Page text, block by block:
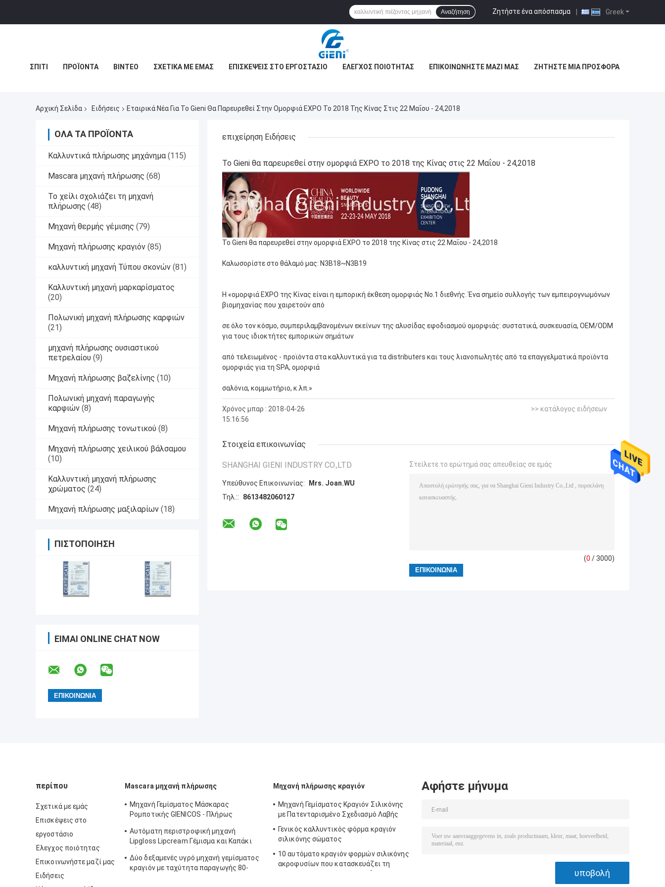
Greek
Ζητήστε ένα απόσπασμα |
Αναζήτηση
ΣΠΊΤΙ ΠΡΟΪΌΝΤΑ ΒΊΝΤΕΟ ΣΧΕΤΙΚΆ ΜΕ ΕΜΆΣ ΕΠΙΣΚΈΨΕΙΣ ΣΤΟ ΕΡΓΟΣΤΆΣΙΟ ΈΛΕΓΧΟΣ ΠΟΙΌΤΗΤΑΣ ΕΠΙΚΟΙΝΩΝΉΣΤΕ ΜΑΖΊ ΜΑΣ ΖΗΤΉΣΤΕ ΜΙΑ ΠΡΟΣΦΟΡΆ
Αρχική Σελίδα Ειδήσεις Εταιρικά Νέα Για Το Gieni Θα Παρευρεθεί Στην Ομορφιά EXPO Το 2018 Της Κίνας Στις 22 Μαΐου - 24,2018
ΌΛΑ ΤΑ ΠΡΟΪΌΝΤΑ
Καλλυντικά πλήρωσης μηχάνημα (115)
Mascara μηχανή πλήρωσης (68)
Το χείλι σχολιάζει τη μηχανή
πλήρωσης (48)
Μηχανή θερμής γέμισης (79)
Μηχανή πλήρωσης κραγιόν (85)
καλλυντική μηχανή Τύπου σκονών (81)
Καλλυντική μηχανή μαρκαρίσματος
(20)
Πολωνική μηχανή πλήρωσης καρφιών
(21)
μηχανή πλήρωσης ουσιαστικού
πετρελαίου (9)
Μηχανή πλήρωσης βαζελίνης (10)
Πολωνική μηχανή παραγωγής
καρφιών (8)
Μηχανή πλήρωσης τονωτικού (8)
Μηχανή πλήρωσης χειλικού βάλσαμου
(10)
Καλλυντική μηχανή πλήρωσης
χρώματος (24)
Μηχανή πλήρωσης μαξιλαρίων (18)
ΠΙΣΤΟΠΟΊΗΣΗ
ΕΊΜΑΙ ONLINE CHAT NOW
επιχείρηση Ειδήσεις
Το Gieni θα παρευρεθεί στην ομορφιά EXPO το 2018 της Κίνας στις 22 Μαΐου - 24,2018
Το Gieni θα παρευρεθεί στην ομορφιά EXPO το 2018 της Κίνας στις 22 Μαΐου - 24,2018
Καλωσορίστε στο θάλαμό μας: N3B18~N3B19
Η «ομορφιά EXPO της Κίνας είναι η εμπορική έκθεση ομορφιάς No.1 διεθνής. Ένα σημείο συλλογής των εμπειρογνωμόνων
βιομηχανίας που χαιρετούν από
σε όλο τον κόσμο, συμπεριλαμβανομένων εκείνων της αλυσίδας εφοδιασμού ομορφιάς: συστατικά, συσκευασία, OEM/ODM
για τους ιδιοκτήτες εμπορικών σημάτων
από τελειωμένος - προϊόντα στα καλλυντικά για τα distributers και τους λιανοπωλητές από τα επαγγελματικά προϊόντα
ομορφιάς για τη SPA, ομορφιά
σαλόνια, κομμωτήριο, κ.λπ.»
Χρόνος μπαρ : 2018-04-26
15:16:56
>> κατάλογος ειδήσεων
Στοιχεία επικοινωνίας
SHANGHAI GIENI INDUSTRY CO.,LTD
Υπεύθυνος Επικοινωνίας:
Mrs. Joan.WU
Τηλ.::
8613482060127
Στείλετε το ερώτημά σας απευθείας σε εμάς
(0 / 3000)
περίπου
Σχετικά με εμάς
Επισκέψεις στο
εργοστάσιο
Έλεγχος ποιότητας
Επικοινωνήστε μαζί μας
Ειδήσεις
Mascara μηχανή πλήρωσης
Μηχανή Γεμίσματος Μάσκαρας
Ρομποτικής GIENICOS - Πλήρως
Αυτόματη περιστροφική μηχανή
Lipgloss Lipcream Γέμισμα και Καπάκι
Δύο δεξαμενές υγρό μηχανή γεμίσματος
κραγιόν με ταχύτητα παραγωγής 80-
Μηχανή πλήρωσης κραγιόν
Μηχανή Γεμίσματος Κραγιόν Σιλικόνης
με Πατενταρισμένο Σχεδιασμό Λαβής
Γενικός καλλυντικός φόρμα κραγιόν
σιλικόνης σώματος
10 αυτόματο κραγιόν φορμών σιλικόνης
ακροφυσίων που κατασκευάζει τη
Αφήστε μήνυμα